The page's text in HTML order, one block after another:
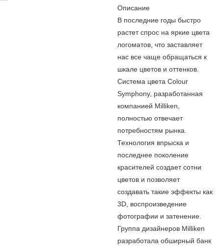
Описание
В последние годы быстро
растет спрос на яркие цвета
логоматов, что заставляет
нас все чаще обращаться к
шкале цветов и оттенков.
Система цвета Colour
Symphony, разработанная
компанией Milliken,
полностью отвечает
потребностям рынка.
Технология впрыска и
последнее поколение
красителей создает сотни
цветов и позволяет
создавать такие эффекты как
3D, воспроизведение
фотографии и затенение.
Группа дизайнеров Milliken
разработала обширный банк